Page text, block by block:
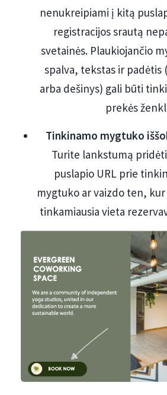
nenukreipiami į kitą
registracijos srautą
svetainės. Plaukiojančio
spalva, tekstas ir padėtis
arba dešinys) gali būti
prekės
Tinkinamo mygtuko
Turite lankstumą
puslapio URL prie
mygtuko ar vaizdo ten,
tinkamiausia vieta